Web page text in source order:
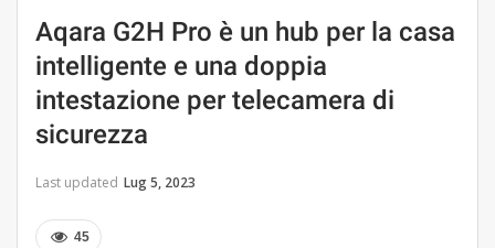
Aqara G2H Pro è un hub per la casa
intelligente e una doppia
intestazione per telecamera di
sicurezza
Last updated Lug 5, 2023
45